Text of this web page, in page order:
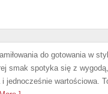
do gotowania w
smak spotyka się z
jednocześnie wartościowa.